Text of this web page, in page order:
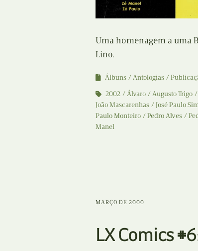
Uma homenagem a uma
Lino.
Álbuns Antologias
2002
Álvaro Augusto Trigo
João Mascarenhas
José Paulo
Paulo Monteiro
Pedro Alves
Manel
MARÇO DE 2000
LX Comics